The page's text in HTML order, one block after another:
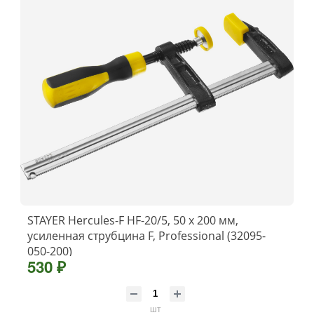
STAYER Hercules-F HF-20/5, 50 х 200 мм,
усиленная струбцина F, Professional (32095-
050-200)
530 ₽
шт